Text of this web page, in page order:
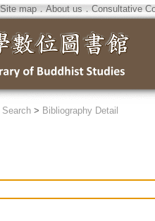
Site map．About us ． Consultative
Search > Bibliography Detail